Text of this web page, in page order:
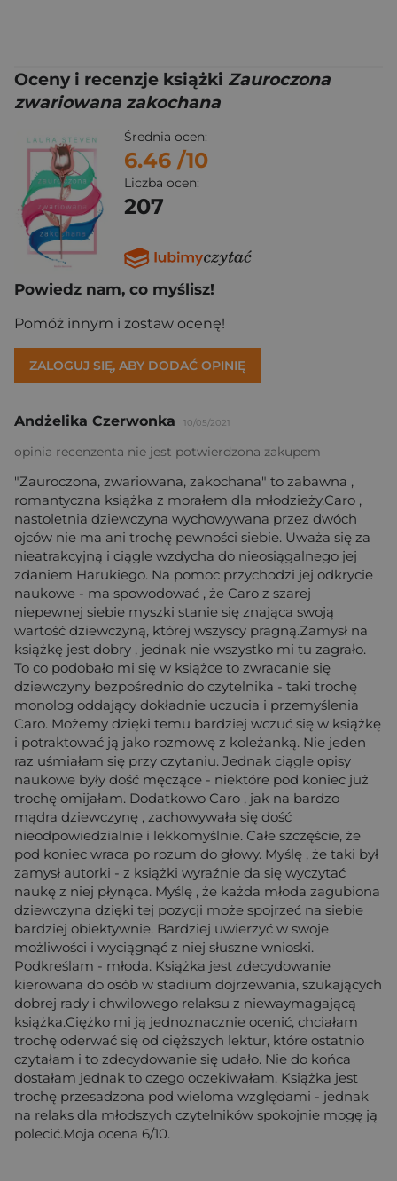
Oceny i recenzje książki Zauroczona
zwariowana zakochana
Średnia ocen:
6.46 /10
Liczba ocen:
207
Powiedz nam, co myślisz!
Pomóż innym i zostaw ocenę!
ZALOGUJ SIĘ, ABY DODAĆ OPINIĘ
Andżelika Czerwonka 10/05/2021
opinia recenzenta nie jest potwierdzona zakupem
"Zauroczona, zwariowana, zakochana" to zabawna ,
romantyczna książka z morałem dla młodzieży.Caro ,
nastoletnia dziewczyna wychowywana przez dwóch
ojców nie ma ani trochę pewności siebie. Uważa się za
nieatrakcyjną i ciągle wzdycha do nieosiągalnego jej
zdaniem Harukiego. Na pomoc przychodzi jej odkrycie
naukowe - ma spowodować , że Caro z szarej
niepewnej siebie myszki stanie się znająca swoją
wartość dziewczyną, której wszyscy pragną.Zamysł na
książkę jest dobry , jednak nie wszystko mi tu zagrało.
To co podobało mi się w książce to zwracanie się
dziewczyny bezpośrednio do czytelnika - taki trochę
monolog oddający dokładnie uczucia i przemyślenia
Caro. Możemy dzięki temu bardziej wczuć się w książkę
i potraktować ją jako rozmowę z koleżanką. Nie jeden
raz uśmiałam się przy czytaniu. Jednak ciągle opisy
naukowe były dość męczące - niektóre pod koniec już
trochę omijałam. Dodatkowo Caro , jak na bardzo
mądra dziewczynę , zachowywała się dość
nieodpowiedzialnie i lekkomyślnie. Całe szczęście, że
pod koniec wraca po rozum do głowy. Myślę , że taki był
zamysł autorki - z książki wyraźnie da się wyczytać
naukę z niej płynąca. Myślę , że każda młoda zagubiona
dziewczyna dzięki tej pozycji może spojrzeć na siebie
bardziej obiektywnie. Bardziej uwierzyć w swoje
możliwości i wyciągnąć z niej słuszne wnioski.
Podkreślam - młoda. Książka jest zdecydowanie
kierowana do osób w stadium dojrzewania, szukających
dobrej rady i chwilowego relaksu z niewaymagającą
książka.Ciężko mi ją jednoznacznie ocenić, chciałam
trochę oderwać się od cięższych lektur, które ostatnio
czytałam i to zdecydowanie się udało. Nie do końca
dostałam jednak to czego oczekiwałam. Książka jest
trochę przesadzona pod wieloma względami - jednak
na relaks dla młodszych czytelników spokojnie mogę ją
polecić.Moja ocena 6/10.